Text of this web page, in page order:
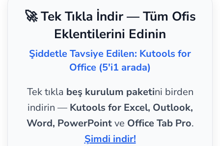
🚀 Tek Tıkla İndir — Tüm Ofis
Eklentilerini Edinin
Şiddetle Tavsiye Edilen: Kutools for
Office (5'i1 arada)
Tek tıkla beş kurulum paketini birden
indirin — Kutools for Excel, Outlook,
Word, PowerPointve Office Tab Pro.
Şimdi indir!